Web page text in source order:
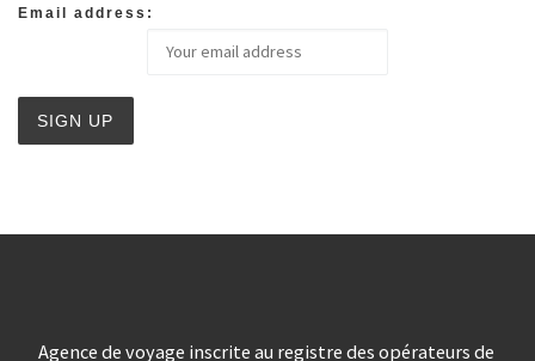
Email address:
Agence de voyage inscrite au registre des opérateurs de